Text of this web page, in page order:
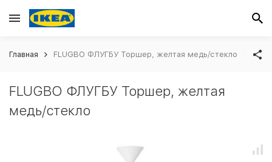
Главная FLUGBO ФЛУГБУ Торшер, желтая медь/стекло
FLUGBO ФЛУГБУ Торшер, желтая
медь/стекло